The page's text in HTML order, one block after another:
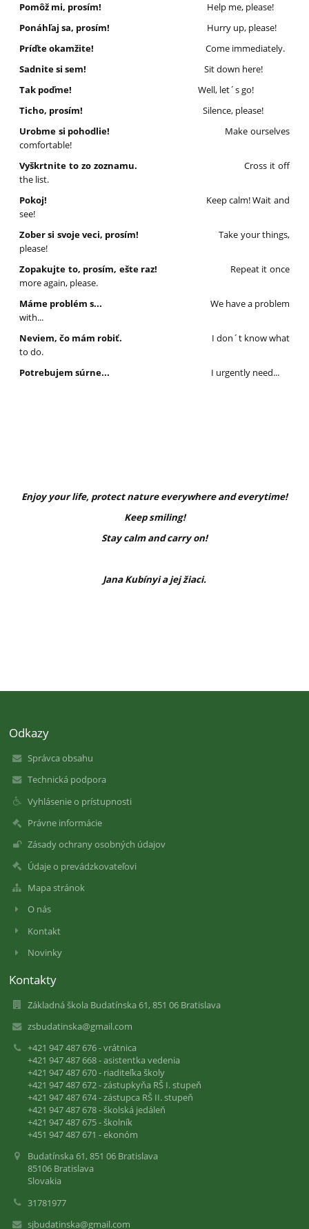
Pomôž mi, prosím! Help me, please!
Ponáhľaj sa, prosím! Hurry up, please!
Príďte okamžite!Come immediately.
Sadnite si sem!Sit down here!
Tak poďme!Well, let´s go!
Ticho, prosím!Silence, please!
Urobme si pohodlie! Make ourselves
comfortable!
Vyškrtnite to zo zoznamu. Cross it off
the list.
Pokoj! Keep calm! Wait and
see!
Zober si svoje veci, prosím!Take your things,
please!
Zopakujte to, prosím, ešte raz! Repeat it once
more again, please.
Máme problém s... We have a problem
with...
Neviem, čo mám robiť. I don´t know what
to do.
Potrebujem súrne... I urgently need...
Enjoy your life, protect nature everywhere and everytime!
Keep smiling!
Stay calm and carry on!
Jana Kubínyi a jej žiaci.
Odkazy
Správca obsahu
Technická podpora
Vyhlásenie o prístupnosti
Právne informácie
Zásady ochrany osobných údajov
Údaje o prevádzkovateľovi
Mapa stránok
O nás
Kontakt
Novinky
Kontakty
Základná škola Budatínska 61, 851 06 Bratislava
zsbudatinska@gmail.com
+421 947 487 676 - vrátnica
+421 947 487 668 - asistentka vedenia
+421 947 487 670 - riaditeľka školy
+421 947 487 672 - zástupkyňa RŠ I. stupeň
+421 947 487 674 - zástupca RŠ II. stupeň
+421 947 487 678 - školská jedáleň
+421 947 487 675 - školník
+451 947 487 671 - ekonóm
Budatínska 61, 851 06 Bratislava
85106 Bratislava
Slovakia
31781977
sjbudatinska@gmail.com